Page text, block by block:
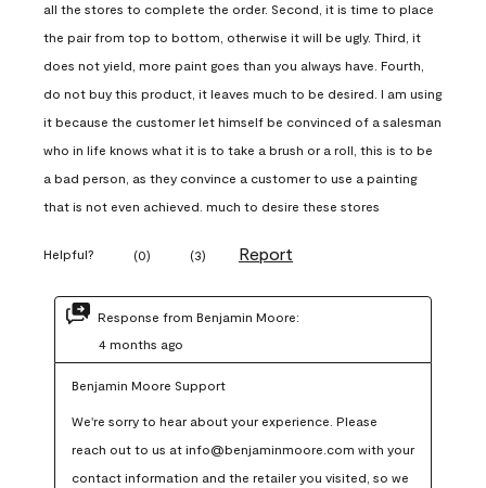
all the stores to complete the order. Second, it is time to place
the pair from top to bottom, otherwise it will be ugly. Third, it
does not yield, more paint goes than you always have. Fourth,
do not buy this product, it leaves much to be desired. I am using
it because the customer let himself be convinced of a salesman
who in life knows what it is to take a brush or a roll, this is to be
a bad person, as they convince a customer to use a painting
that is not even achieved. much to desire these stores
Helpful? (0) (3) Report
Response from Benjamin Moore:
4 months ago
Benjamin Moore Support
We're sorry to hear about your experience. Please
reach out to us at info@benjaminmoore.com with your
contact information and the retailer you visited, so we